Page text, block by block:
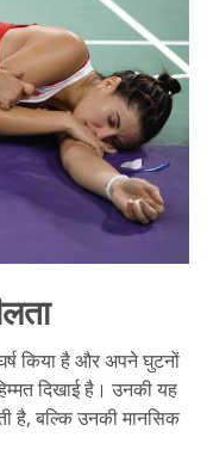
किया है और अपने घुटनों
दिखाई है। उनकी यह
है, बल्कि उनकी मानसिक